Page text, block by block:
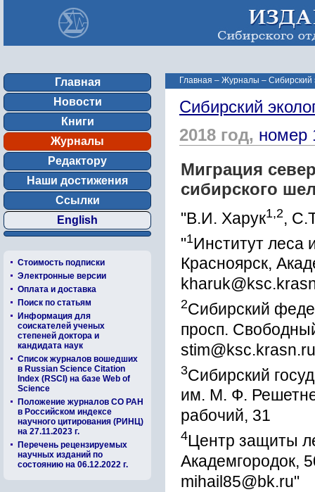
Главная
Новости
Книги
Журналы
Редактору
Наши достижения
Ссылки
English
Стоимость подписки
Электронные версии
Оплата и доставка
Поиск по статьям
Информация для
соискателей ученых
степеней доктора и
кандидата наук
Список журналов вошедших
в Russian Science Citation
Index (RSCI) на базе Web of
Science
Положение журналов СО РАН
в Российском индексе
научного цитирования (РИНЦ)
на 27.11.2023 г.
Перечень рецензируемых
научных изданий по
состоянию на 06.12.2022 г.
Главная – Журналы – Сибирский
Сибирский
2018 год, номер
Миграция
сибирского
"В.И. Харук1,2,
"1Институт
Красноярск,
2Сибирский
просп.
stim@ksc.krasn.ru
3Сибирский
им. М. Ф.
рабочий, 31
4Центр защиты
Академгородок,
mihail85@bk.ru"